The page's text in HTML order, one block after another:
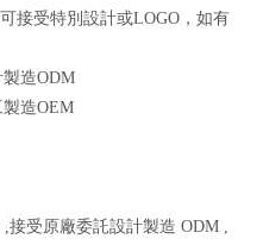
接受特別設計或LOGO，如有
造ODM
造OEM
接受原廠委託設計製造 ODM ,